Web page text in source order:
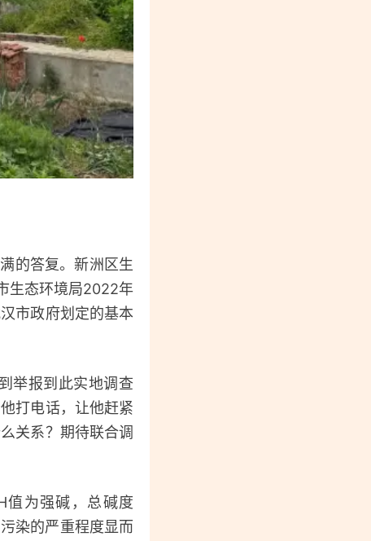
的答复。新洲区生
生态环境局2022年
市政府划定的基本
举报到此实地调查
打电话，让他赶紧
关系？期待联合调
为强碱，总碱度
染的严重程度显而